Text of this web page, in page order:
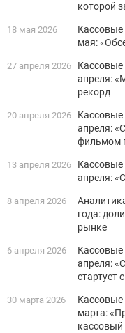
которой
18 мая 2026
мая:
27 апреля 2026
апреля:
рекорд
20 апреля 2026
апреля:
фильмом
13 апреля 2026
апреля:
8 апреля 2026
года:
рынке
6 апреля 2026
апреля:
стартует
30 марта 2026
марта:
кассовый